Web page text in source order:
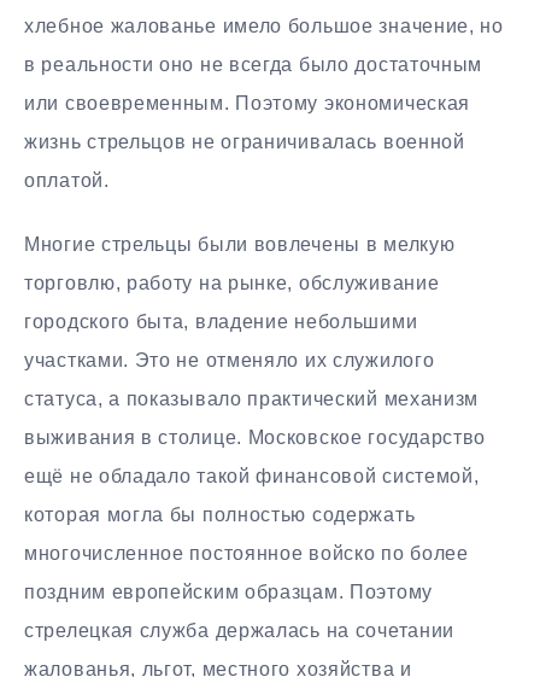
хлебное жалованье имело большое значение, но
в реальности оно не всегда было достаточным
или своевременным. Поэтому экономическая
жизнь стрельцов не ограничивалась военной
оплатой.
Многие стрельцы были вовлечены в мелкую
торговлю, работу на рынке, обслуживание
городского быта, владение небольшими
участками. Это не отменяло их служилого
статуса, а показывало практический механизм
выживания в столице. Московское государство
ещё не обладало такой финансовой системой,
которая могла бы полностью содержать
многочисленное постоянное войско по более
поздним европейским образцам. Поэтому
стрелецкая служба держалась на сочетании
жалованья, льгот, местного хозяйства и